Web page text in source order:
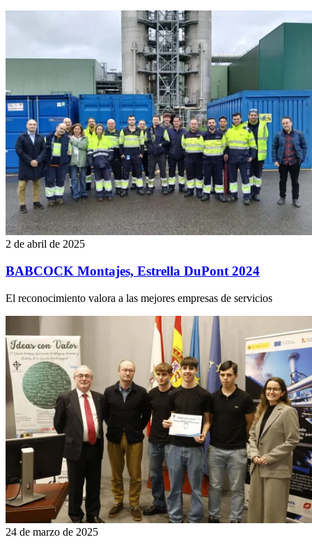
2 de abril de 2025
BABCOCK Montajes, Estrella DuPont 2024
El reconocimiento valora a las mejores empresas de servicios
24 de marzo de 2025